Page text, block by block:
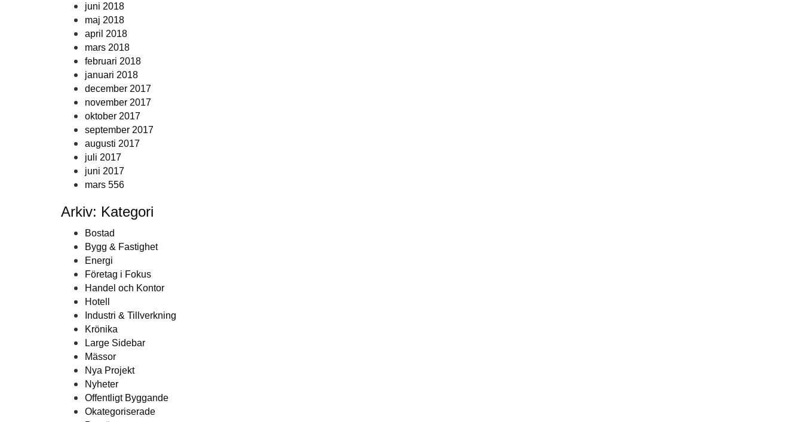
juni 2018
maj 2018
april 2018
mars 2018
februari 2018
januari 2018
december 2017
november 2017
oktober 2017
september 2017
augusti 2017
juli 2017
juni 2017
mars 556
Arkiv: Kategori
Bostad
Bygg & Fastighet
Energi
Företag i Fokus
Handel och Kontor
Hotell
Industri & Tillverkning
Krönika
Large Sidebar
Mässor
Nya Projekt
Nyheter
Offentligt Byggande
Okategoriserade